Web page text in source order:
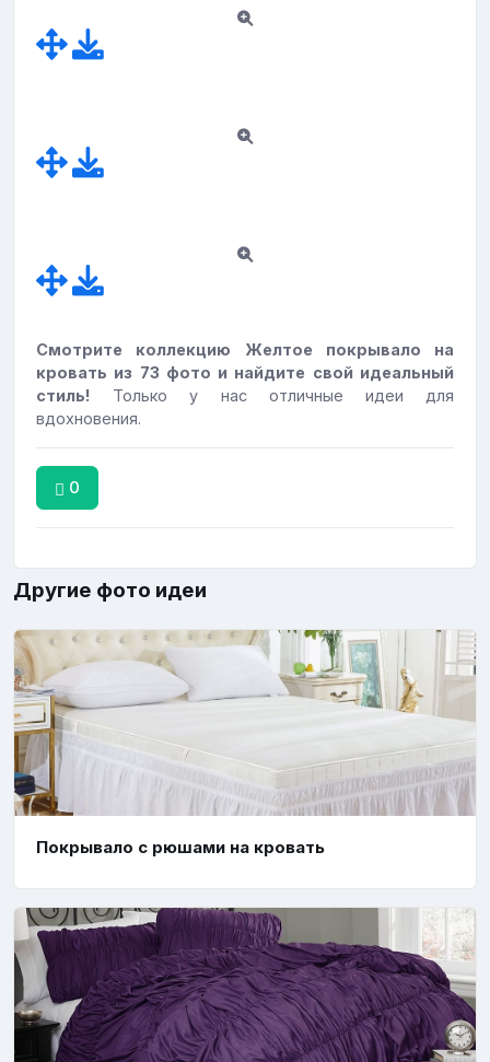
Смотрите коллекцию Желтое покрывало на
кровать из 73 фото и найдите свой идеальный
стиль!
Только у нас отличные идеи для
вдохновения.
0
Другие фото идеи
Покрывало с рюшами на кровать